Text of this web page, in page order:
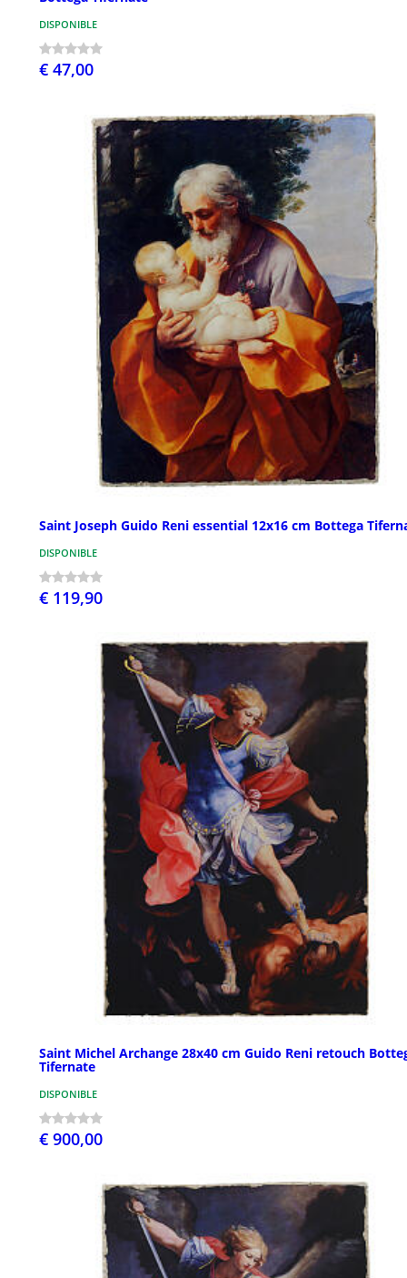
DISPONIBLE
€ 47,00
Saint Joseph Guido Reni essential 12x16 cm Bottega
DISPONIBLE
€ 119,90
Saint Michel Archange 28x40 cm Guido Reni retouch
Tifernate
DISPONIBLE
€ 900,00